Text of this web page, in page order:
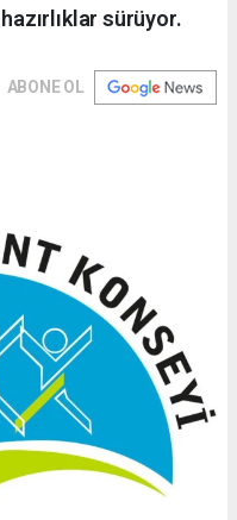
sürüyor.
ABONE OL